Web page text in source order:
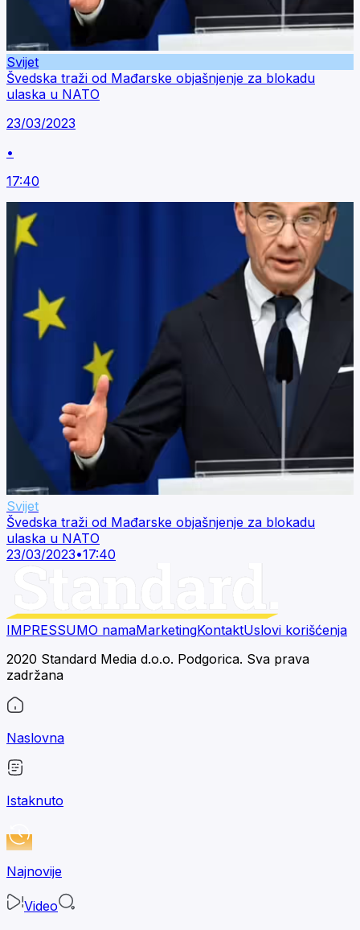
Svijet
Švedska traži od Mađarske objašnjenje za blokadu
ulaska u NATO
23/03/2023
•
17:40
Svijet
Švedska traži od Mađarske objašnjenje za blokadu
ulaska u NATO
23/03/2023•17:40
IMPRESSUMO namaMarketingKontaktUslovi korišćenja
2020 Standard Media d.o.o. Podgorica. Sva prava
zadržana
Naslovna
Istaknuto
Najnovije
Video